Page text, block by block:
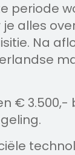
periode
alles
Na
€ 3.500,-